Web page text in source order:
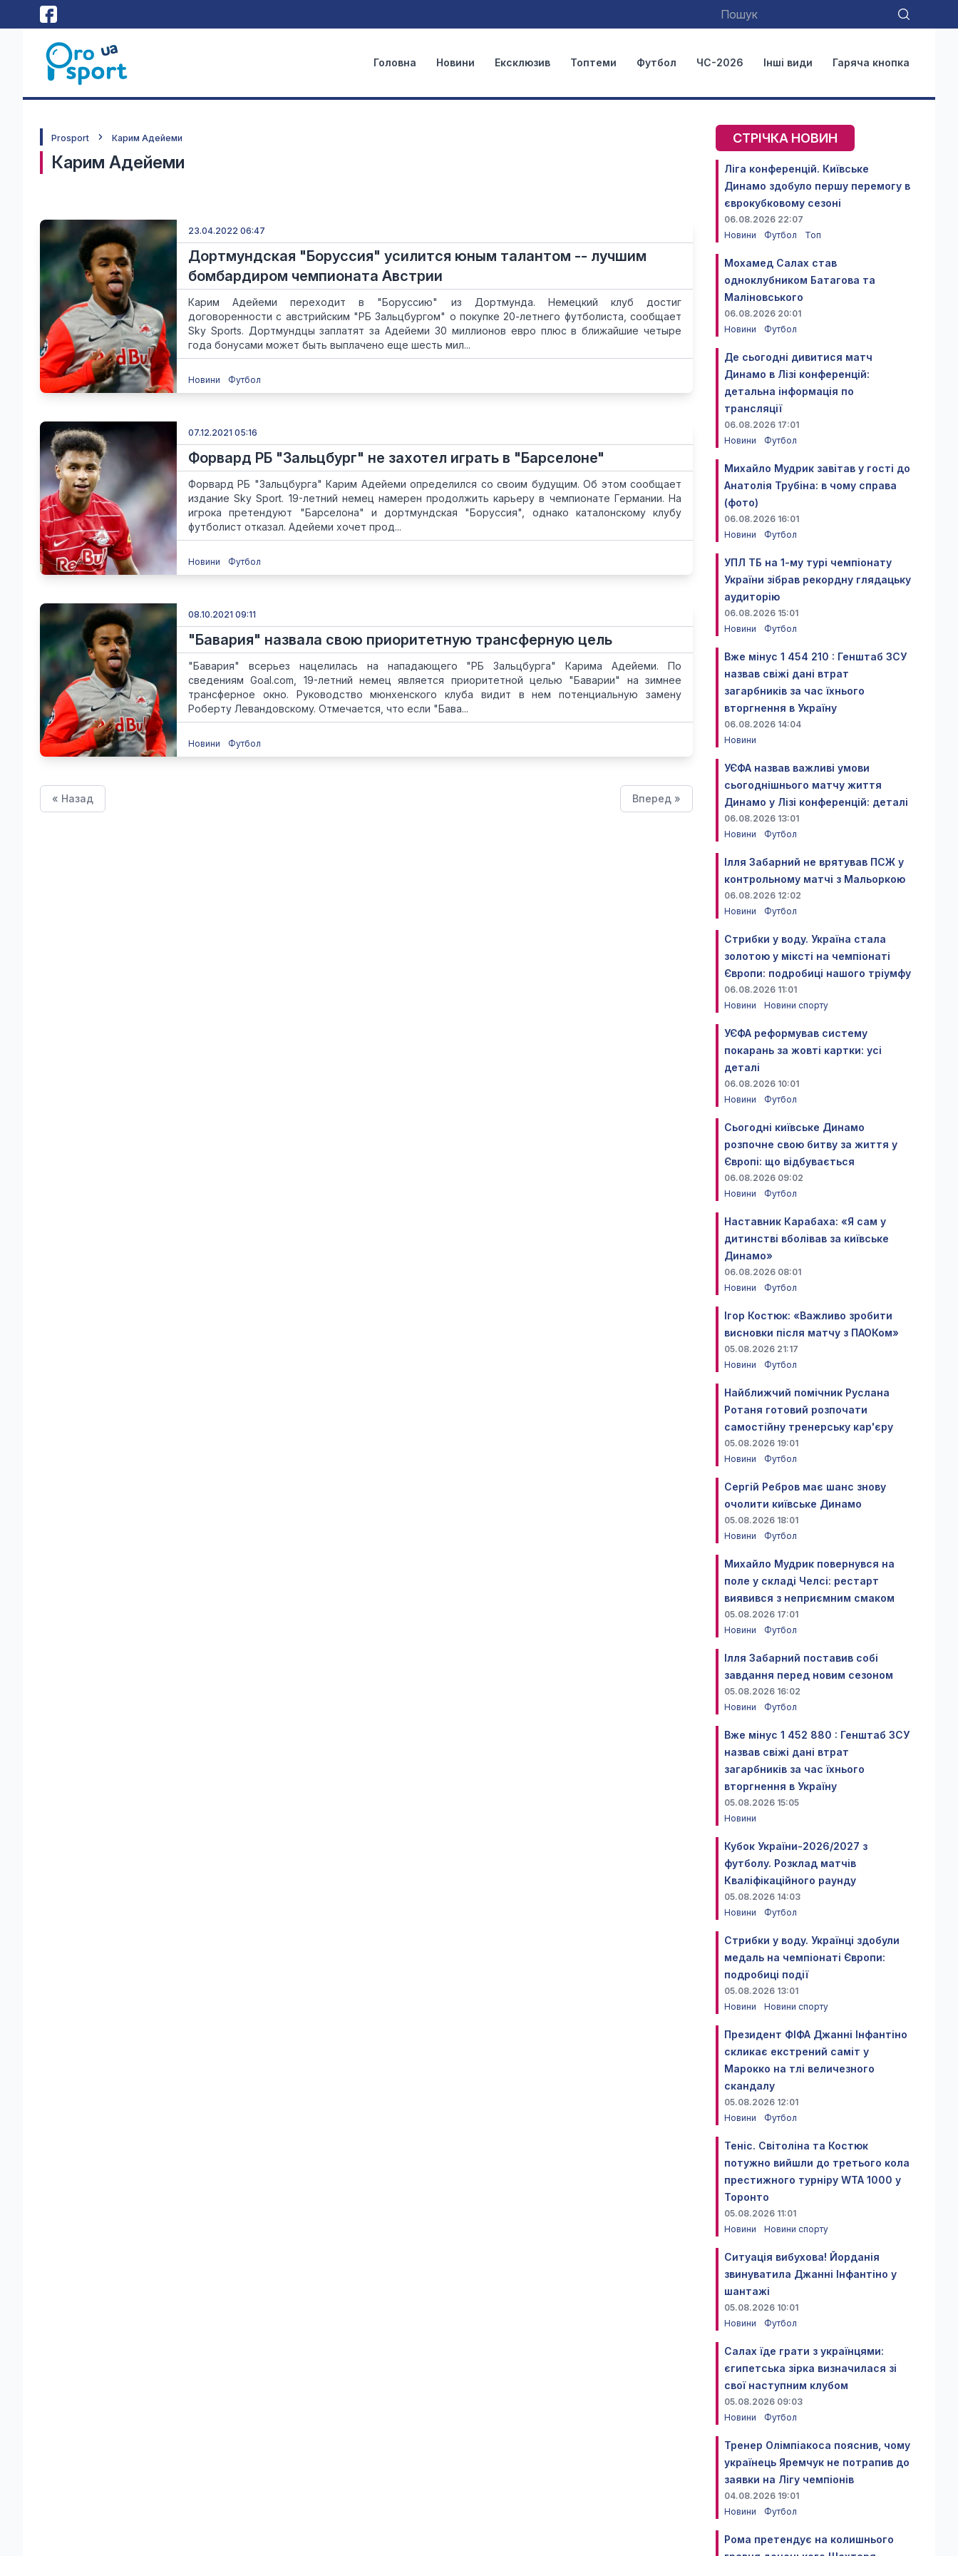
Головна Новини Ексклюзив Топтеми Футбол ЧС-2026 Інші види Гаряча кнопка
Prosport Карим Адейеми
Карим Адейеми
23.04.2022 06:47
Дортмундская "Боруссия" усилится юным талантом -- лучшим
бомбардиром чемпионата Австрии
Карим Адейеми переходит в "Боруссию" из Дортмунда. Немецкий клуб достиг
договоренности с австрийским "РБ Зальцбургом" о покупке 20-летнего футболиста, сообщает
Sky Sports. Дортмундцы заплатят за Адейеми 30 миллионов евро плюс в ближайшие четыре
года бонусами может быть выплачено еще шесть мил...
Новини Футбол
07.12.2021 05:16
Форвард РБ "Зальцбург" не захотел играть в "Барселоне"
Форвард РБ "Зальцбурга" Карим Адейеми определился со своим будущим. Об этом сообщает
издание Sky Sport. 19-летний немец намерен продолжить карьеру в чемпионате Германии. На
игрока претендуют "Барселона" и дортмундская "Боруссия", однако каталонскому клубу
футболист отказал. Адейеми хочет прод...
Новини Футбол
08.10.2021 09:11
"Бавария" назвала свою приоритетную трансферную цель
"Бавария" всерьез нацелилась на нападающего "РБ Зальцбурга" Карима Адейеми. По
сведениям Goal.com, 19-летний немец является приоритетной целью "Баварии" на зимнее
трансферное окно. Руководство мюнхенского клуба видит в нем потенциальную замену
Роберту Левандовскому. Отмечается, что если "Бава...
Новини Футбол
« Назад Вперед »
СТРІЧКА НОВИН
Ліга конференцій. Київське
Динамо здобуло першу перемогу в
єврокубковому сезоні
06.08.2026 22:07
Новини
Футбол Топ
Мохамед Салах став
одноклубником Батагова та
Маліновського
06.08.2026 20:01
Новини
Футбол
Де сьогодні дивитися матч
Динамо в Лізі конференцій:
детальна інформація по
трансляції
06.08.2026 17:01
Новини
Футбол
Михайло Мудрик завітав у гості до
Анатолія Трубіна: в чому справа
(фото)
06.08.2026 16:01
Новини
Футбол
УПЛ ТБ на 1-му турі чемпіонату
України зібрав рекордну глядацьку
аудиторію
06.08.2026 15:01
Новини
Футбол
Вже мінус 1 454 210 : Генштаб ЗСУ
назвав свіжі дані втрат
загарбників за час їхнього
вторгнення в Україну
06.08.2026 14:04
Новини
УЄФА назвав важливі умови
сьогоднішнього матчу життя
Динамо у Лізі конференцій: деталі
06.08.2026 13:01
Новини
Футбол
Ілля Забарний не врятував ПСЖ у
контрольному матчі з Мальоркою
06.08.2026 12:02
Новини
Футбол
Стрибки у воду. Україна стала
золотою у міксті на чемпіонаті
Європи: подробиці нашого тріумфу
06.08.2026 11:01
Новини
Новини спорту
УЄФА реформував систему
покарань за жовті картки: усі
деталі
06.08.2026 10:01
Новини
Футбол
Сьогодні київське Динамо
розпочне свою битву за життя у
Європі: що відбувається
06.08.2026 09:02
Новини
Футбол
Наставник Карабаха: «Я сам у
дитинстві вболівав за київське
Динамо»
06.08.2026 08:01
Новини
Футбол
Ігор Костюк: «Важливо зробити
висновки після матчу з ПАОКом»
05.08.2026 21:17
Новини
Футбол
Найближчий помічник Руслана
Ротаня готовий розпочати
самостійну тренерську кар'єру
05.08.2026 19:01
Новини
Футбол
Сергій Ребров має шанс знову
очолити київське Динамо
05.08.2026 18:01
Новини
Футбол
Михайло Мудрик повернувся на
поле у складі Челсі: рестарт
виявився з неприємним смаком
05.08.2026 17:01
Новини
Футбол
Ілля Забарний поставив собі
завдання перед новим сезоном
05.08.2026 16:02
Новини
Футбол
Вже мінус 1 452 880 : Генштаб ЗСУ
назвав свіжі дані втрат
загарбників за час їхнього
вторгнення в Україну
05.08.2026 15:05
Новини
Кубок України-2026/2027 з
футболу. Розклад матчів
Кваліфікаційного раунду
05.08.2026 14:03
Новини
Футбол
Стрибки у воду. Українці здобули
медаль на чемпіонаті Європи:
подробиці події
05.08.2026 13:01
Новини
Новини спорту
Президент ФІФА Джанні Інфантіно
скликає екстрений саміт у
Марокко на тлі величезного
скандалу
05.08.2026 12:01
Новини
Футбол
Теніс. Світоліна та Костюк
потужно вийшли до третього кола
престижного турніру WTA 1000 у
Торонто
05.08.2026 11:01
Новини
Новини спорту
Ситуація вибухова! Йорданія
звинуватила Джанні Інфантіно у
шантажі
05.08.2026 10:01
Новини
Футбол
Салах їде грати з українцями:
єгипетська зірка визначилася зі
свої наступним клубом
05.08.2026 09:03
Новини
Футбол
Тренер Олімпіакоса пояснив, чому
українець Яремчук не потрапив до
заявки на Лігу чемпіонів
04.08.2026 19:01
Новини
Футбол
Рома претендує на колишнього